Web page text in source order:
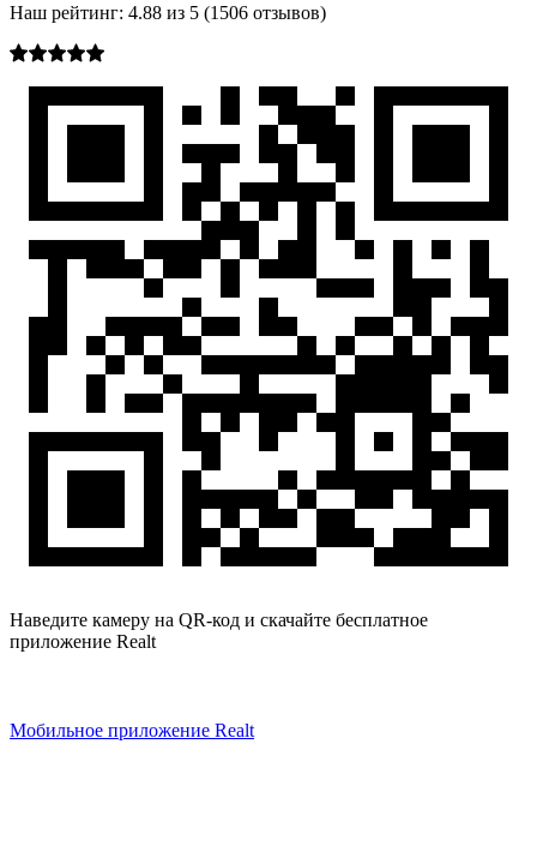
Наш рейтинг: 4.88 из 5 (1506 отзывов)
Наведите камеру на QR-код и скачайте бесплатное
приложение Realt
Мобильное приложение Realt